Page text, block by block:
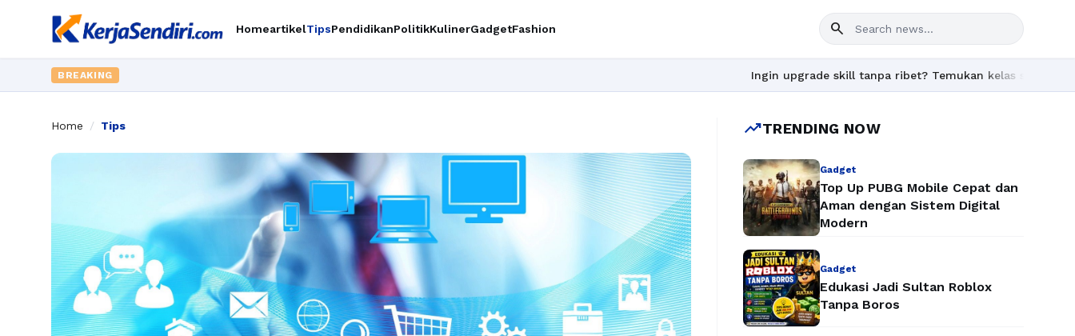
HomeartikelTipsPendidikanPolitikKulinerGadgetFashion search
BREAKING Ingin upgrade skill tanpa ribet? Temukan kelas seru dan materi
Home / Tips trending_upTRENDING NOW
Gadget
Top Up PUBG Mobile Cepat dan
Aman dengan Sistem Digital
Modern
Gadget
Edukasi Jadi Sultan Roblox
Tanpa Boros